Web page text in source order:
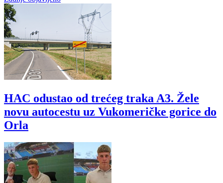
HAC odustao od trećeg traka A3. Žele
novu autocestu uz Vukomeričke gorice do
Orla